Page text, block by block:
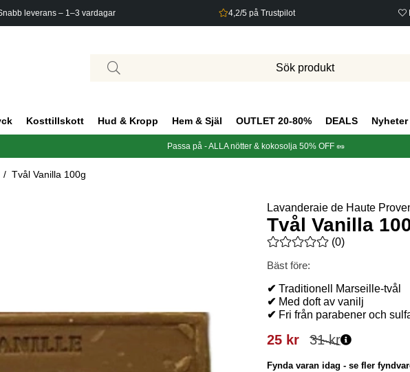
leverans – 1–3 vardagar 4,2/5 på Trustpilot
Kosttillskott Hud & Kropp Hem & Själ OUTLET 20-80% DEALS Nyheter
Passa på - ALLA nötter & kokosolja 50% OFF 🥜
Tvål Vanilla 100g
Lavanderaie de Haute
Tvål Vanilla
Medelbetyg 0 av 5 Antal betyg
(0)
Bäst före:
✔ Traditionell Marseille-tvål
✔ Med doft av vanilj
✔ Fri från parabener och
31kr
25 kr
Fynda varan idag - se fler